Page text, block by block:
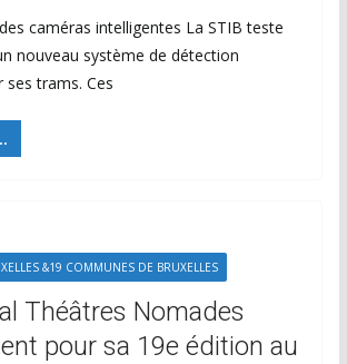
caméras intelligentes La STIB teste
nouveau système de détection
ses trams. Ces
&19 COMMUNES DE BRUXELLES
Théâtres Nomades
pour sa 19e édition au